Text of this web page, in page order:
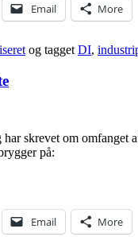
Email More
og tagget DI,
skrevet om omfanget
på:
Email More